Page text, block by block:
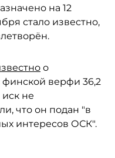
на 12
стало известно,
о
верфи 36,2
не
что он подан "в
интересов ОСК".